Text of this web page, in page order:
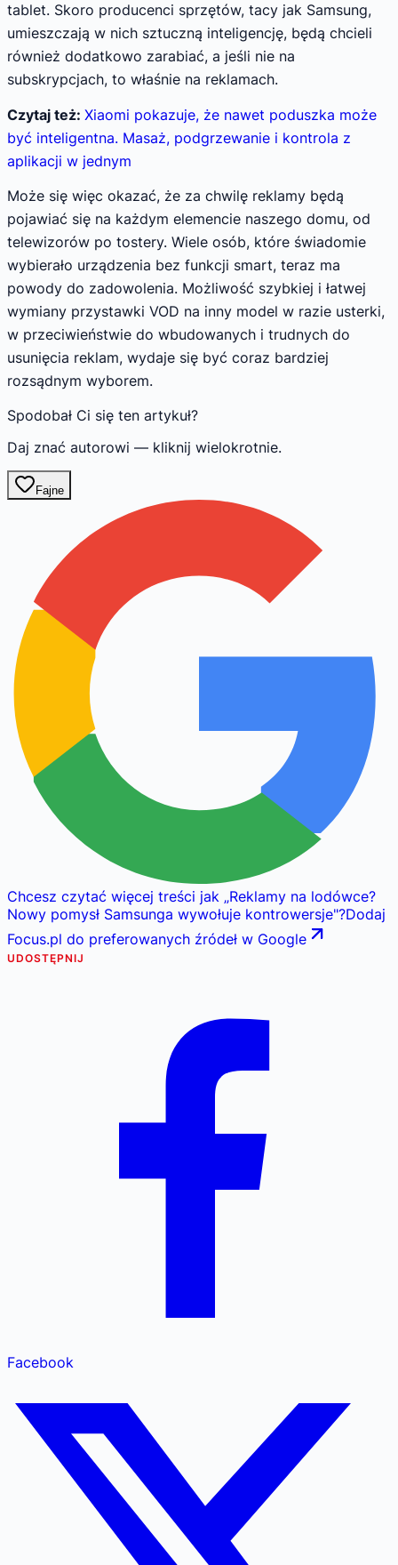
tablet. Skoro producenci sprzętów, tacy jak Samsung,
umieszczają w nich sztuczną inteligencję, będą chcieli
również dodatkowo zarabiać, a jeśli nie na
subskrypcjach, to właśnie na reklamach.
Czytaj też: Xiaomi pokazuje, że nawet poduszka może
być inteligentna. Masaż, podgrzewanie i kontrola z
aplikacji w jednym
Może się więc okazać, że za chwilę reklamy będą
pojawiać się na każdym elemencie naszego domu, od
telewizorów po tostery. Wiele osób, które świadomie
wybierało urządzenia bez funkcji smart, teraz ma
powody do zadowolenia. Możliwość szybkiej i łatwej
wymiany przystawki VOD na inny model w razie usterki,
w przeciwieństwie do wbudowanych i trudnych do
usunięcia reklam, wydaje się być coraz bardziej
rozsądnym wyborem.
Spodobał Ci się ten artykuł?
Daj znać autorowi — kliknij wielokrotnie.
Fajne
Chcesz czytać więcej treści jak „Reklamy na lodówce?
Nowy pomysł Samsunga wywołuje kontrowersje"?Dodaj
Focus.pl do preferowanych źródeł w Google
UDOSTĘPNIJ
Facebook